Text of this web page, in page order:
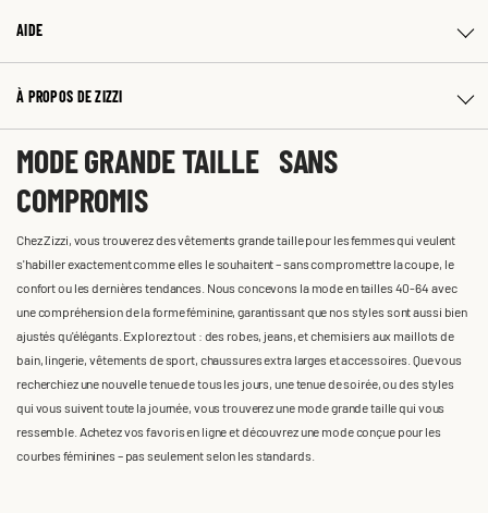
AIDE
À PROPOS DE ZIZZI
MODE GRANDE TAILLE SANS
COMPROMIS
Chez Zizzi, vous trouverez des vêtements grande taille pour les femmes qui veulent
s'habiller exactement comme elles le souhaitent – sans compromettre la coupe, le
confort ou les dernières tendances. Nous concevons la mode en tailles 40-64 avec
une compréhension de la forme féminine, garantissant que nos styles sont aussi bien
ajustés qu'élégants. Explorez tout : des robes, jeans, et chemisiers aux maillots de
bain, lingerie, vêtements de sport, chaussures extra larges et accessoires. Que vous
recherchiez une nouvelle tenue de tous les jours, une tenue de soirée, ou des styles
qui vous suivent toute la journée, vous trouverez une mode grande taille qui vous
ressemble. Achetez vos favoris en ligne et découvrez une mode conçue pour les
courbes féminines – pas seulement selon les standards.